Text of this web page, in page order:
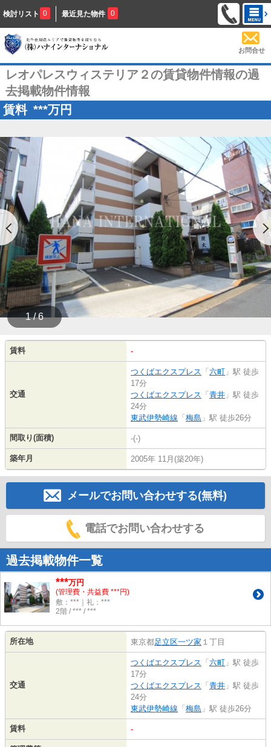
検討リスト 0 最近見た物件 0
お問合せ
レオパレスウィステリア２の賃貸物件情報の過
去掲載物件情報
賃料 ***万円
1 / 6
賃料 -
交通
つくばエクスプレス 「六町 」駅 徒歩
17分
つくばエクスプレス 「青井 」駅 徒歩
24分
東武伊勢崎線 「梅島 」駅 徒歩26分
間取り(面積) -(-)
築年月 2005年 11月(築20年)
メールでお問い合わせする(無料)
電話でお問い合わせする
過去掲載物件一覧
***万円
(管理費・共益費 ***円)
敷：***｜礼：***
2階 / *** / ***
所在地 東京都足立区一ツ家 １丁目
交通
つくばエクスプレス 「六町 」駅 徒歩
17分
つくばエクスプレス 「青井 」駅 徒歩
24分
東武伊勢崎線 「梅島 」駅 徒歩26分
賃料 -